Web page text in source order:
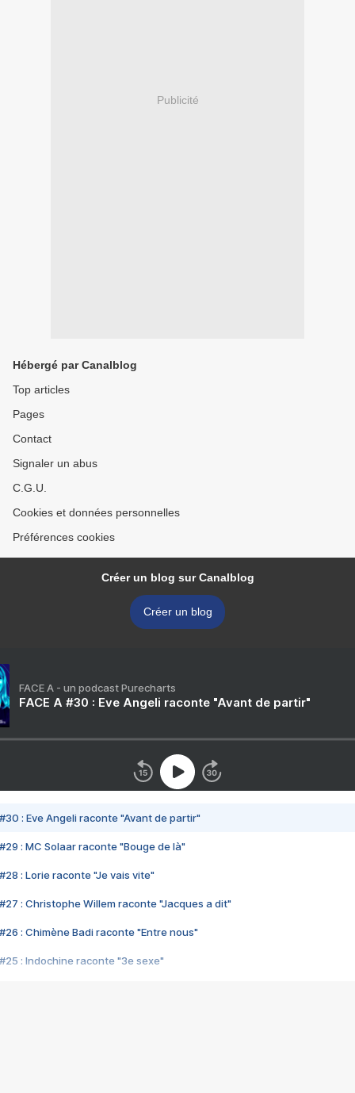
Publicité
Hébergé par Canalblog
Top articles
Pages
Contact
Signaler un abus
C.G.U.
Cookies et données personnelles
Préférences cookies
Créer un blog sur Canalblog
Créer un blog
FACE A - un podcast Purecharts
FACE A #30 : Eve Angeli raconte "Avant de partir"
#30 : Eve Angeli raconte "Avant de partir"
#29 : MC Solaar raconte "Bouge de là"
#28 : Lorie raconte "Je vais vite"
#27 : Christophe Willem raconte "Jacques a dit"
#26 : Chimène Badi raconte "Entre nous"
#25 : Indochine raconte "3e sexe"